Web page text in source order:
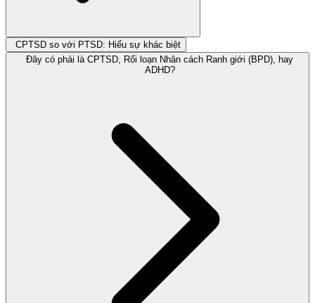
CPTSD so với PTSD: Hiểu sự khác biệt
Đây có phải là CPTSD, Rối loạn Nhân cách Ranh giới (BPD), hay
ADHD?